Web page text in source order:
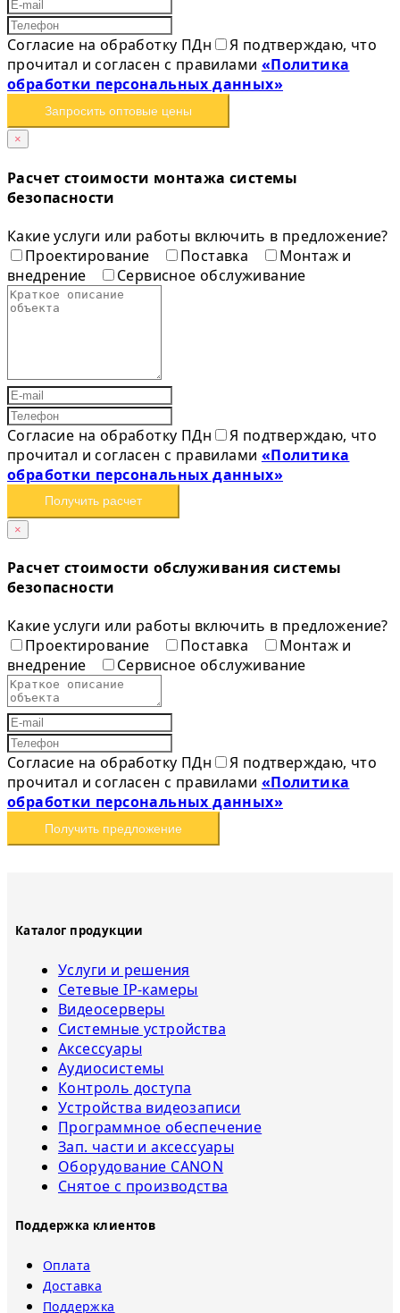
Согласие на обработку ПДн
Я подтверждаю, что
прочитал и согласен с правилами «Политика
обработки персональных данных»
Запросить оптовые цены
×
Расчет стоимости монтажа системы
безопасности
Какие услуги или работы включить в предложение?
Проектирование
Поставка
Монтаж и
внедрение
Сервисное обслуживание
Согласие на обработку ПДн
Я подтверждаю, что
прочитал и согласен с правилами «Политика
обработки персональных данных»
Получить расчет
×
Расчет стоимости обслуживания системы
безопасности
Какие услуги или работы включить в предложение?
Проектирование
Поставка
Монтаж и
внедрение
Сервисное обслуживание
Согласие на обработку ПДн
Я подтверждаю, что
прочитал и согласен с правилами «Политика
обработки персональных данных»
Получить предложение
Каталог продукции
Услуги и решения
Сетевые IP-камеры
Видеосерверы
Системные устройства
Аксессуары
Аудиосистемы
Контроль доступа
Устройства видеозаписи
Программное обеспечение
Зап. части и аксессуары
Оборудование CANON
Снятое с прoизвoдства
Поддержка клиентов
Оплата
Доставка
Поддержка